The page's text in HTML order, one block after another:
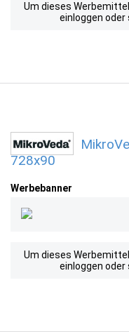
Um dieses
einloggen oder
728x90
Werbebanner
Um dieses
einloggen oder